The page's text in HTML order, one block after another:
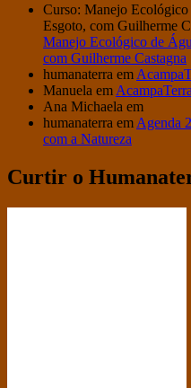
Curso: Manejo
Esgoto, com Guilherme
Manejo Ecológico de
com Guilherme Castagna
humanaterra em
Manuela em
Ana Michaela em
humanaterra em Agenda
com a Natureza
Curtir o